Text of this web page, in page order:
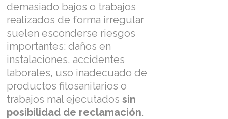
demasiado bajos o trabajos
realizados de forma irregular
suelen esconderse riesgos
importantes: daños en
instalaciones, accidentes
laborales, uso inadecuado de
productos fitosanitarios o
trabajos mal ejecutados sin
posibilidad de reclamación.